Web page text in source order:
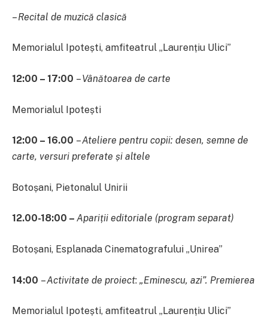
–Recital de muzică clasică
Memorialul Ipotești, amfiteatrul „Laurențiu Ulici”
12:00 – 17:00 –Vânătoarea de carte
Memorialul Ipotești
12:00 – 16.00 –Ateliere pentru copii: desen, semne de
carte, versuri preferate și altele
Botoșani, Pietonalul Unirii
12.00-18:00 – Apariții editoriale (program separat)
Botoșani, Esplanada Cinematografului „Unirea”
14:00 –Activitate de proiect: „Eminescu, azi”. Premierea
Memorialul Ipotești, amfiteatrul „Laurențiu Ulici”